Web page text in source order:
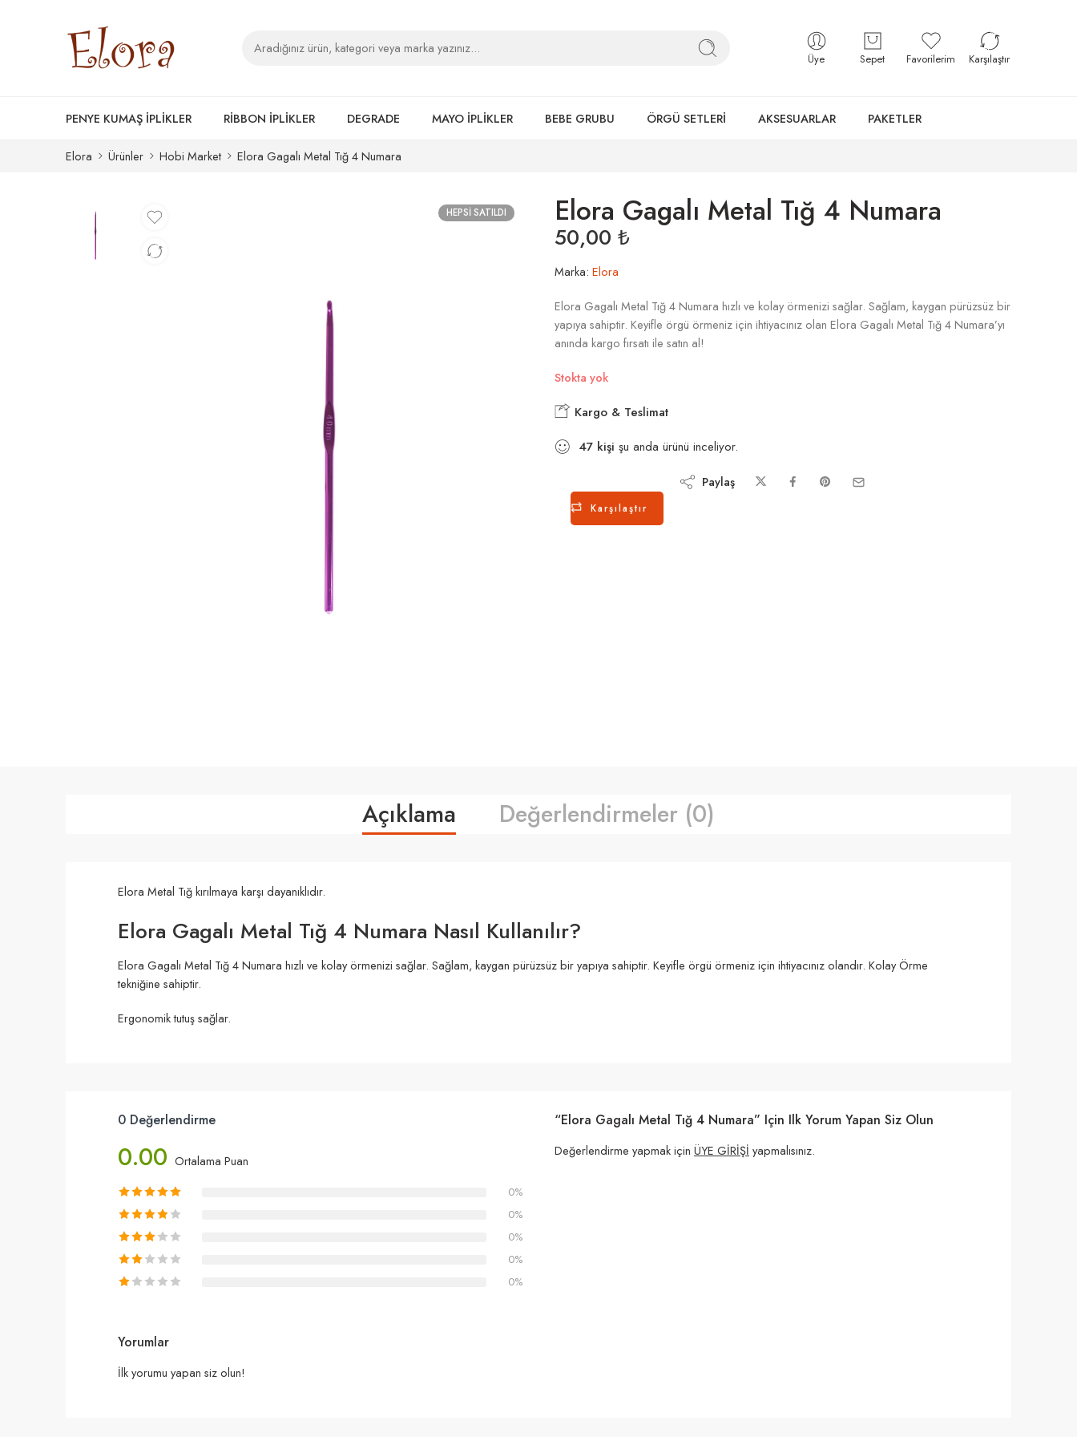
Üye Sepet Favorilerim Karşılaştır
PENYE KUMAŞ İPLİKLER RİBBON İPLİKLER DEGRADE MAYO İPLİKLER BEBE GRUBU ÖRGÜ SETLERİ AKSESUARLAR PAKETLER
Elora Ürünler Hobi Market Elora Gagalı Metal Tığ 4 Numara
HEPSI SATILDI Elora Gagalı Metal Tığ 4 Numara
50,00 ₺
Marka: Elora
Elora Gagalı Metal Tığ 4 Numara hızlı ve kolay örmenizi sağlar. Sağlam, kaygan pürüzsüz bir
yapıya sahiptir. Keyifle örgü örmeniz için ihtiyacınız olan Elora Gagalı Metal Tığ 4 Numara’yı
anında kargo fırsatı ile satın al!
Stokta yok
Kargo & Teslimat
47 kişi şu anda ürünü inceliyor.
Karşılaştır
Paylaş
Açıklama Değerlendirmeler (0)
Elora Metal Tığ kırılmaya karşı dayanıklıdır.
Elora Gagalı Metal Tığ 4 Numara Nasıl Kullanılır?
Elora Gagalı Metal Tığ 4 Numara hızlı ve kolay örmenizi sağlar. Sağlam, kaygan pürüzsüz bir yapıya sahiptir. Keyifle örgü örmeniz için ihtiyacınız olandır. Kolay Örme
tekniğine sahiptir.
Ergonomik tutuş sağlar.
0 Değerlendirme
0.00 Ortalama Puan
0%
0%
0%
0%
0%
“Elora Gagalı Metal Tığ 4 Numara” Için Ilk Yorum Yapan Siz Olun
Değerlendirme yapmak için ÜYE GİRİŞİ yapmalısınız.
Yorumlar
İlk yorumu yapan siz olun!